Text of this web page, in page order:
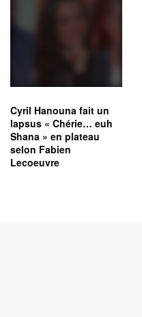
Cyril Hanouna fait un
lapsus « Chérie… euh
Shana » en plateau
selon Fabien
Lecoeuvre